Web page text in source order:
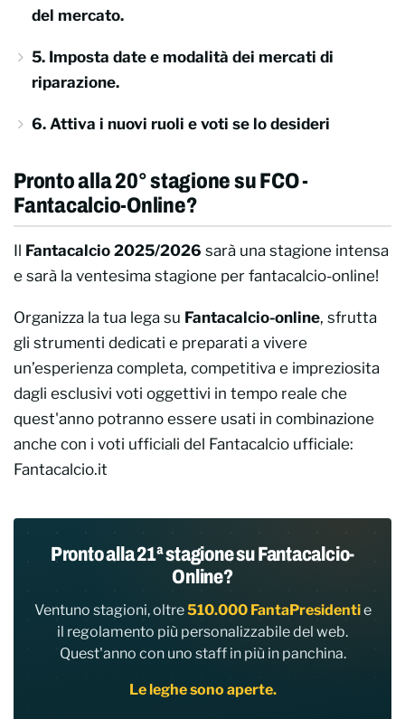
del mercato.
5. Imposta date e modalità dei mercati di
riparazione.
6. Attiva i nuovi ruoli e voti se lo desideri
Pronto alla 20° stagione su FCO -
Fantacalcio-Online?
Il Fantacalcio 2025/2026 sarà una stagione intensa
e sarà la ventesima stagione per fantacalcio-online!
Organizza la tua lega su Fantacalcio-online, sfrutta
gli strumenti dedicati e preparati a vivere
un’esperienza completa, competitiva e impreziosita
dagli esclusivi voti oggettivi in tempo reale che
quest'anno potranno essere usati in combinazione
anche con i voti ufficiali del Fantacalcio ufficiale:
Fantacalcio.it
Pronto alla 21ª stagione su Fantacalcio-
Online?
Ventuno stagioni, oltre510.000 FantaPresidentie
il regolamento più personalizzabile del web.
Quest'anno con uno staff in più in panchina.
Le leghe sono aperte.